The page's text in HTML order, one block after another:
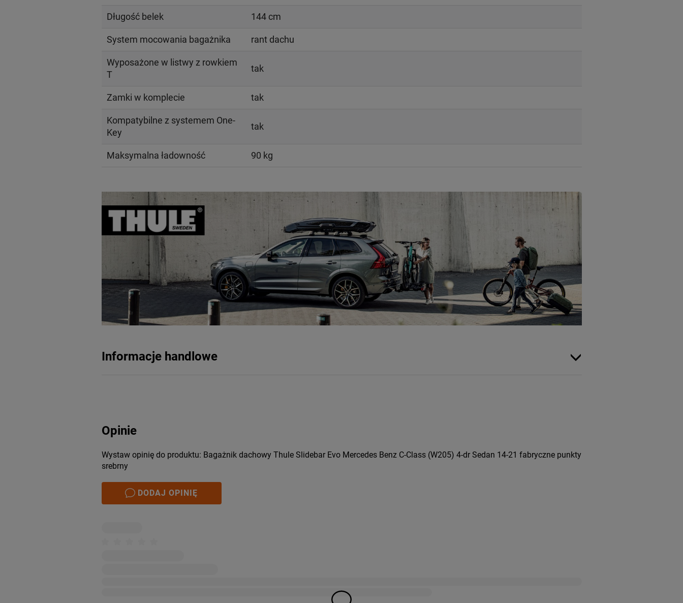
Długość belek 144 cm
System mocowania bagażnika rant dachu
Wyposażone w listwy z rowkiem
T
tak
Zamki w komplecie tak
Kompatybilne z systemem One-
Key
tak
Maksymalna ładowność 90 kg
Informacje handlowe
Opinie
Wystaw opinię do produktu: Bagażnik dachowy Thule Slidebar Evo Mercedes Benz C-Class (W205) 4-dr Sedan 14-21 fabryczne punkty
srebrny
DODAJ OPINIĘ